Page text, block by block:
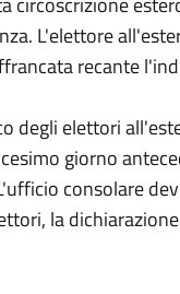
L'elettore
recante
degli elettori
giorno
consolare
la